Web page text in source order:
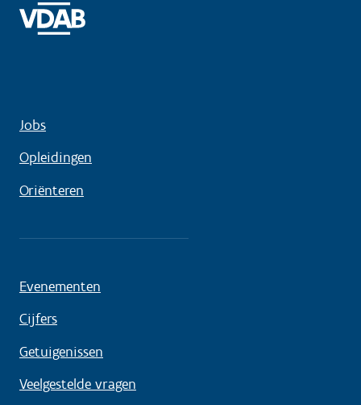
Jobs
Opleidingen
Oriënteren
Evenementen
Cijfers
Getuigenissen
Veelgestelde vragen